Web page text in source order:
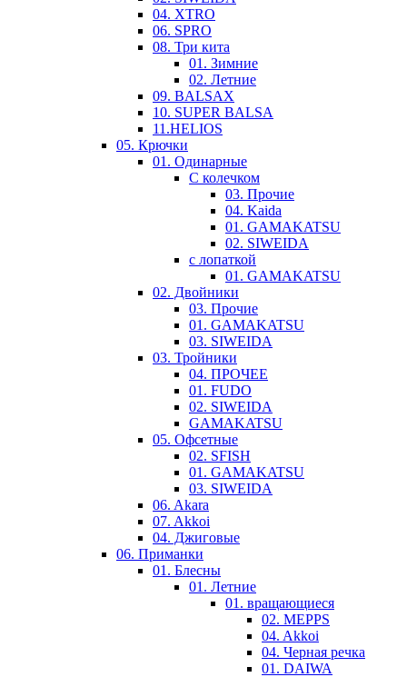
04. XTRO
06. SPRO
08. Три кита
01. Зимние
02. Летние
09. BALSAX
10. SUPER BALSA
11.HELIOS
05. Крючки
01. Одинарные
С колечком
03. Прочие
04. Kaida
01. GAMAKATSU
02. SIWEIDA
с лопаткой
01. GAMAKATSU
02. Двойники
03. Прочие
01. GAMAKATSU
03. SIWEIDA
03. Тройники
04. ПРОЧЕЕ
01. FUDO
02. SIWEIDA
GAMAKATSU
05. Офсетные
02. SFISH
01. GAMAKATSU
03. SIWEIDA
06. Akara
07. Akkoi
04. Джиговые
06. Приманки
01. Блесны
01. Летние
01. вращающиеся
02. MEPPS
04. Akkoi
04. Черная речка
01. DAIWA